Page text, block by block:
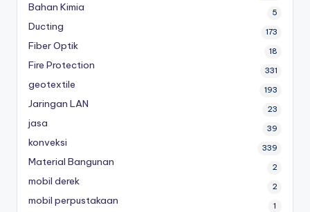
Bahan Kimia 5
Ducting 173
Fiber Optik 18
Fire Protection 331
geotextile 193
Jaringan LAN 23
jasa 39
konveksi 339
Material Bangunan 2
mobil derek 2
mobil perpustakaan 1